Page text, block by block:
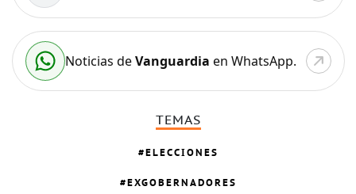
Noticias deVanguardia en WhatsApp.
TEMAS
ELECCIONES
EXGOBERNADORES